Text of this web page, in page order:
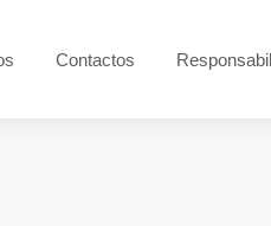
Contactos